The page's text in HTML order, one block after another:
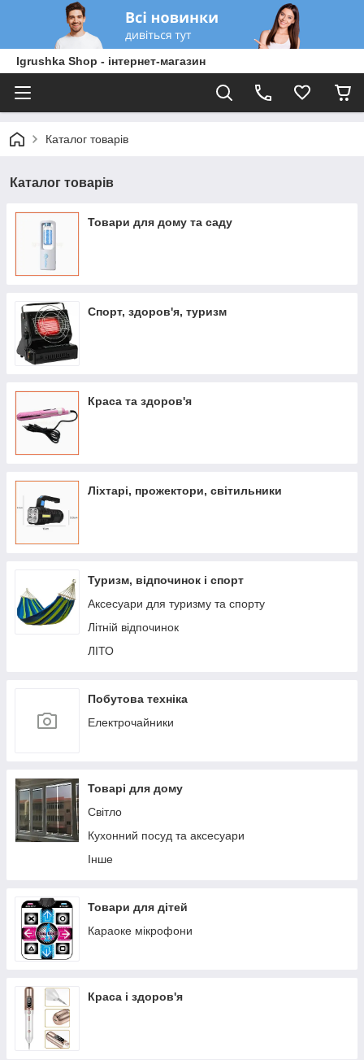
Igrushka Shop - інтернет-магазин
Каталог товарів
Каталог товарів
Товари для дому та саду
Спорт, здоров'я, туризм
Краса та здоров'я
Ліхтарі, прожектори, світильники
Туризм, відпочинок і спорт
Аксесуари для туризму та спорту
Літній відпочинок
ЛІТО
Побутова техніка
Електрочайники
Товарі для дому
Світло
Кухонний посуд та аксесуари
Інше
Товари для дітей
Караоке мікрофони
Краса і здоров'я